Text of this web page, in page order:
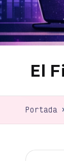
El
sitio
de
de
Portada